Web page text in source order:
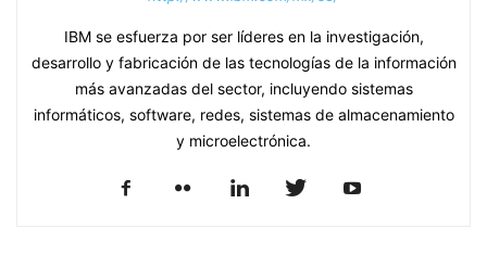
IBM se esfuerza por ser líderes en la investigación,
desarrollo y fabricación de las tecnologías de la información
más avanzadas del sector, incluyendo sistemas
informáticos, software, redes, sistemas de almacenamiento
y microelectrónica.